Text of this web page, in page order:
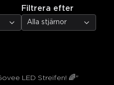
Filtrera efter
Alla stjärnor
LED Streifen! 🌈"